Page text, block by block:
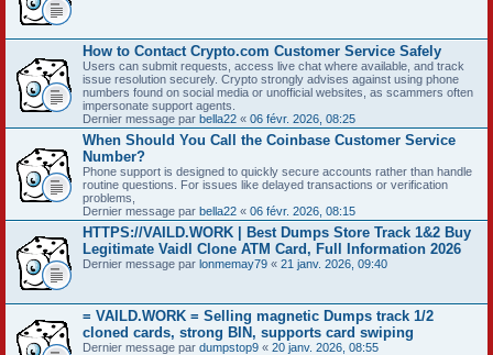
How to Contact Crypto.com Customer Service Safely
Users can submit requests, access live chat where available, and track
issue resolution securely. Crypto strongly advises against using phone
numbers found on social media or unofficial websites, as scammers often
impersonate support agents.
Dernier message par bella22 « 06 févr. 2026, 08:25
When Should You Call the Coinbase Customer Service
Number?
Phone support is designed to quickly secure accounts rather than handle
routine questions. For issues like delayed transactions or verification
problems,
Dernier message par bella22 « 06 févr. 2026, 08:15
HTTPS://VAILD.WORK | Best Dumps Store Track 1&2 Buy
Legitimate Vaidl Clone ATM Card, Full Information 2026
Dernier message par lonmemay79 « 21 janv. 2026, 09:40
= VAILD.WORK = Selling magnetic Dumps track 1/2
cloned cards, strong BIN, supports card swiping
Dernier message par dumpstop9 « 20 janv. 2026, 08:55